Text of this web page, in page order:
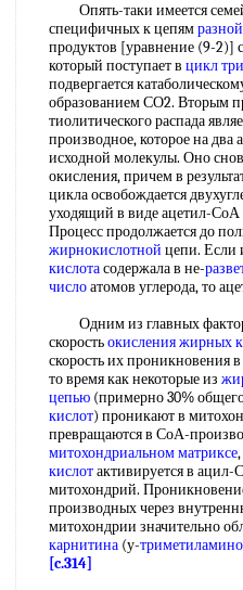
Опять-таки имеется
специфичных к цепямразной
продуктов [уравнение (9-2)]
который поступает в цикл
подвергается
образованием СО2. Вторым
тиолитического распада
производное, которое на два
исходной молекулы. Оно
окисления, причем в
цикла освобождается
уходящий в виде ацетил-
Процесс продолжается до
жирнокислотной цепи. Если
кислотасодержала в не-
числоатомов углерода, то
Одним из главных
скоростьокисления жирных
скорость их проникновения
то время как некоторые из
цепью (примерно 30%
кислот) проникают в
превращаются в СоА-
митохондриальном матриксе
кислотактивируется в
митохондрий.
производных через
митохондрии значительно
карнитина (у-триметиламино
[c.314]